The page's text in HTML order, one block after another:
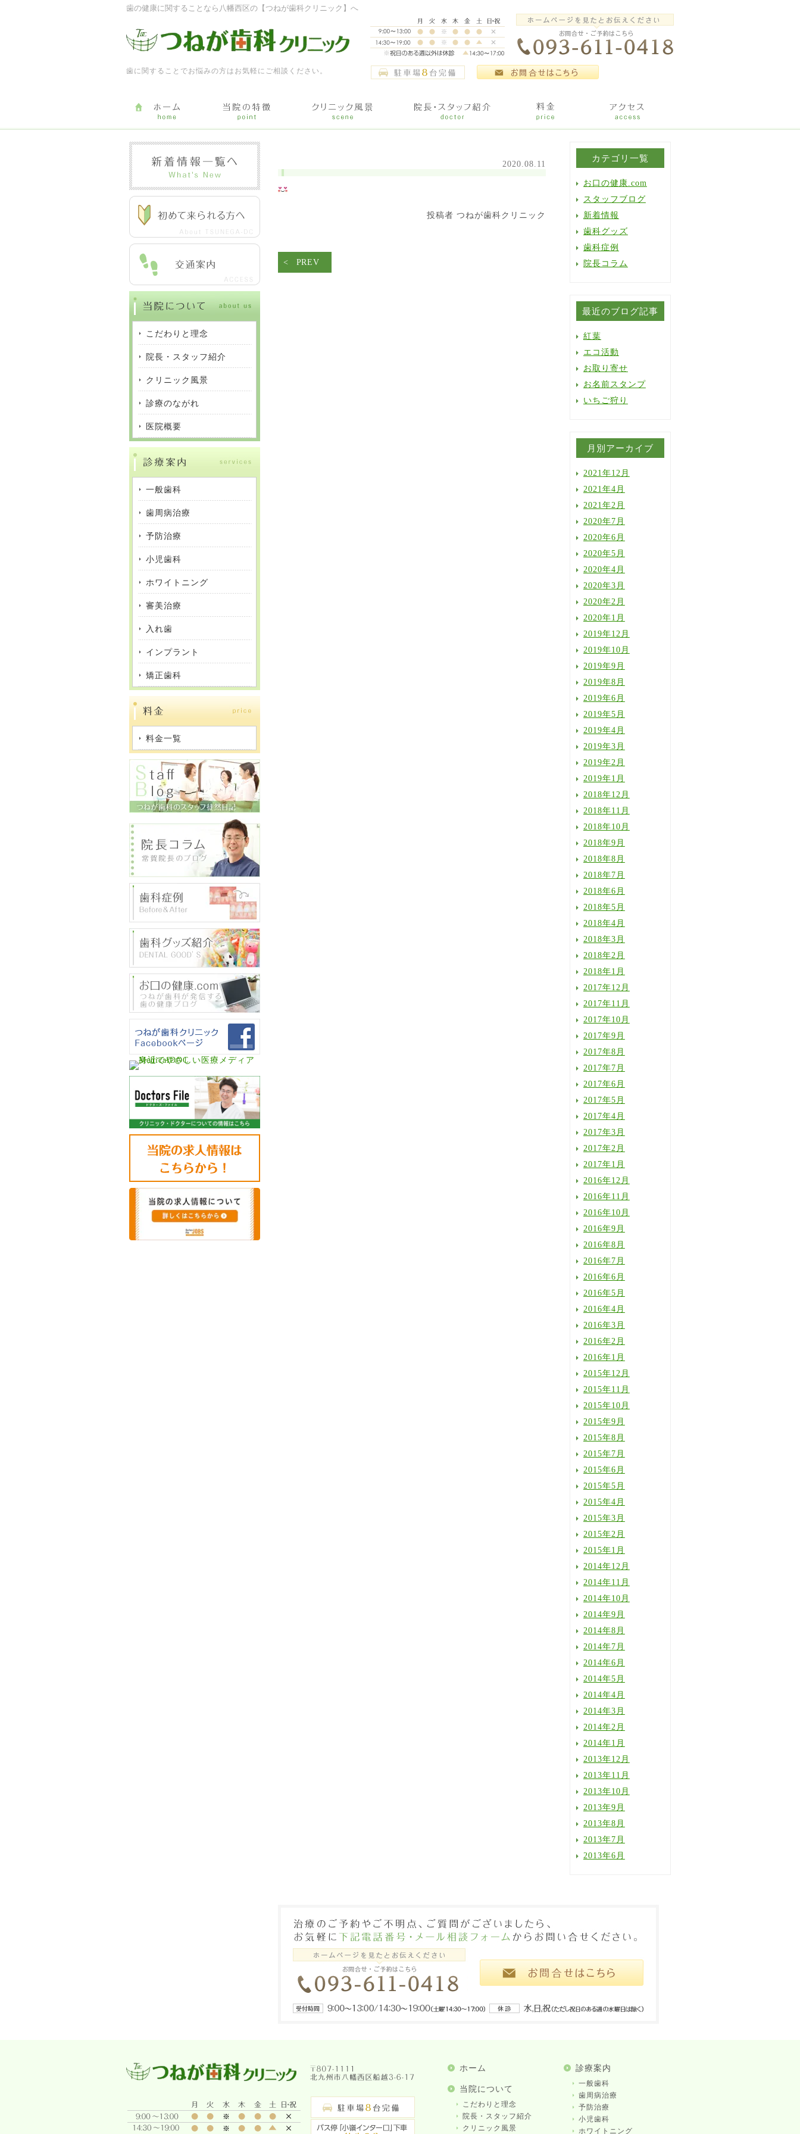
歯の健康に関することなら八幡西区の【つねが歯科クリニック】へ
歯に関することでお悩みの方はお気軽にご相談ください。
2020.08.11
投稿者 つねが歯科クリニック
PREV
カテゴリ一覧
お口の健康.com
スタッフブログ
新着情報
歯科グッズ
歯科症例
院長コラム
最近のブログ記事
紅葉
エコ活動
お取り寄せ
お名前スタンプ
いちご狩り
月別アーカイブ
2021年12月
2021年4月
2021年2月
2020年7月
2020年6月
2020年5月
2020年4月
2020年3月
2020年2月
2020年1月
2019年12月
2019年10月
2019年9月
2019年8月
2019年6月
2019年5月
2019年4月
2019年3月
2019年2月
2019年1月
2018年12月
2018年11月
2018年10月
2018年9月
2018年8月
2018年7月
2018年6月
2018年5月
2018年4月
2018年3月
2018年2月
2018年1月
2017年12月
2017年11月
2017年10月
2017年9月
2017年8月
2017年7月
2017年6月
2017年5月
2017年4月
2017年3月
2017年2月
2017年1月
2016年12月
2016年11月
2016年10月
2016年9月
2016年8月
2016年7月
2016年6月
2016年5月
2016年4月
2016年3月
2016年2月
2016年1月
2015年12月
2015年11月
2015年10月
2015年9月
2015年8月
2015年7月
2015年6月
2015年5月
2015年4月
2015年3月
2015年2月
2015年1月
2014年12月
2014年11月
2014年10月
2014年9月
2014年8月
2014年7月
2014年6月
2014年5月
2014年4月
2014年3月
2014年2月
2014年1月
2013年12月
2013年11月
2013年10月
2013年9月
2013年8月
2013年7月
2013年6月
こだわりと理念
院長・スタッフ紹介
クリニック風景
診療のながれ
医院概要
一般歯科
歯周病治療
予防治療
小児歯科
ホワイトニング
審美治療
入れ歯
インプラント
矯正歯科
料金一覧
ホーム
当院について
こだわりと理念
院長・スタッフ紹介
クリニック風景
診療案内
一般歯科
歯周病治療
予防治療
小児歯科
ホワイトニング